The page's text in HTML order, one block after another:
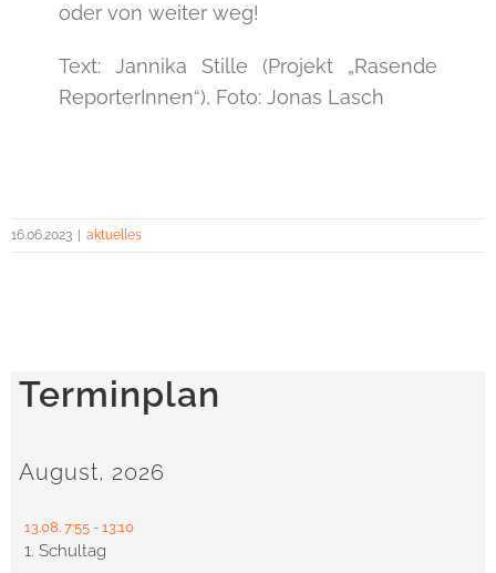
oder von weiter weg!
Text: Jannika Stille (Projekt „Rasende
ReporterInnen“), Foto: Jonas Lasch
16.06.2023 aktuelles
Terminplan
August, 2026
13.08. 7:55 - 13:10
1. Schultag